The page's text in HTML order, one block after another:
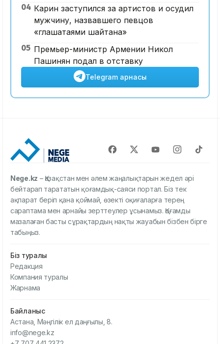
04 Карин заступился за артистов и осудил
мужчину, назвавшего певцов
«глашатаями шайтана»
05 Премьер-министр Армении Никол
Пашинян подал в отставку
Telegram арнасы
Nege.kz – Қазақстан мен әлем жаңалықтарын жедел әрі
бейтарап тарататын қоғамдық-саяси портал. Біз тек
ақпарат беріп қана қоймай, өзекті оқиғаларға терең
сараптама мен арнайы зерттеулер ұсынамыз. Қоғамды
мазалаған басты сұрақтардың нақты жауабын бізбен бірге
табыңыз.
Біз туралы
Редакция
Компания туралы
Жарнама
Байланыс
Астана, Мәңгілік ел даңғылы, 8.
info@nege.kz